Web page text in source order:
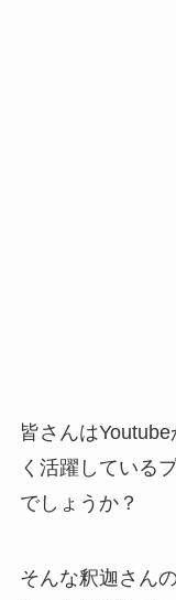
皆さんは
く活躍している
でしょうか？
そんな釈迦さん